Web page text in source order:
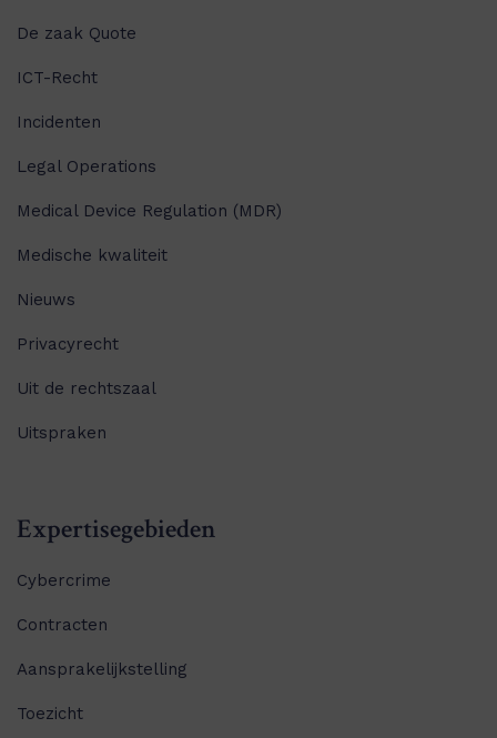
De zaak Quote
ICT-Recht
Incidenten
Legal Operations
Medical Device Regulation (MDR)
Medische kwaliteit
Nieuws
Privacyrecht
Uit de rechtszaal
Uitspraken
Expertisegebieden
Cybercrime
Contracten
Aansprakelijkstelling
Toezicht